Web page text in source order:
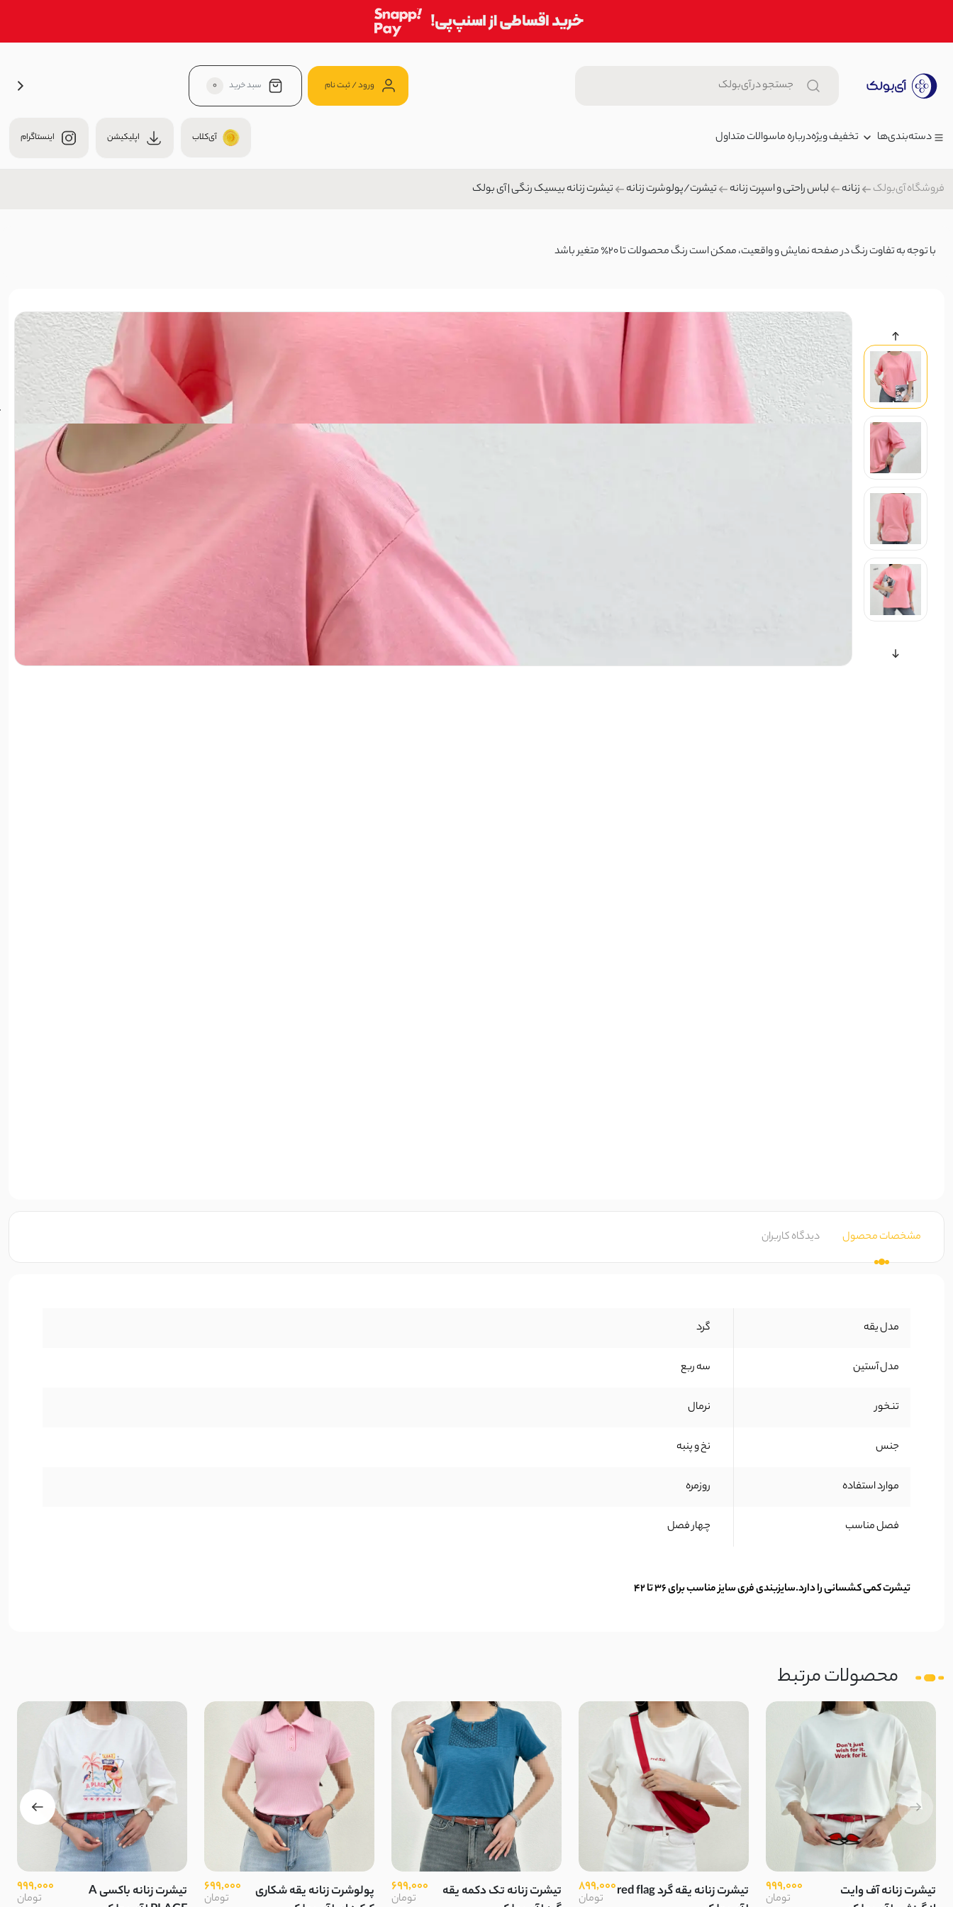
شومیز زنانه سیلک آستین چین | آی بولک
1,444,150 تومان
تاپ زنانه کبریتی کمپانی | آی بولک
تاپ زنانه/نیم تنه 599,000 تومان
ورود / ثبت نام سبد خرید 0
دسته‌بندی‌ها
زنانه
بچگانه
حراجی
تخفیف ویژهدرباره ماسوالات متداول آی‌کلاب اپلیکیشن اینستاگرام
فروشگاه آی‌بولک زنانه لباس راحتی و اسپرت زنانه تیشرت/پولوشرت زنانه تیشرت زنانه بیسیک رنگی | آی بولک
با توجه به تفاوت رنگ در صفحه نمایش و واقعیت، ممکن است رنگ محصولات تا ۲۰٪ متغیر باشد
مشخصات محصول دیدگاه کاربران
مدل یقه گرد
مدل آستین سه ربع
تنخور نرمال
جنس نخ و پنبه
موارد استفاده روزمره
فصل مناسب چهار فصل
تیشرت کمی کشسانی را دارد.سایزبندی فری سایز مناسب برای 36 تا 42
محصولات مرتبط
تیشرت زنانه آف وایت
999,000
تومان
تیشرت زنانه یقه گرد red flag899,000
تومان
تیشرت زنانه تک دکمه یقه
699,000
تومان
پولوشرت زنانه یقه شکاری
699,000
تومان
تیشرت زنانه باکسی A
999,000
تومان